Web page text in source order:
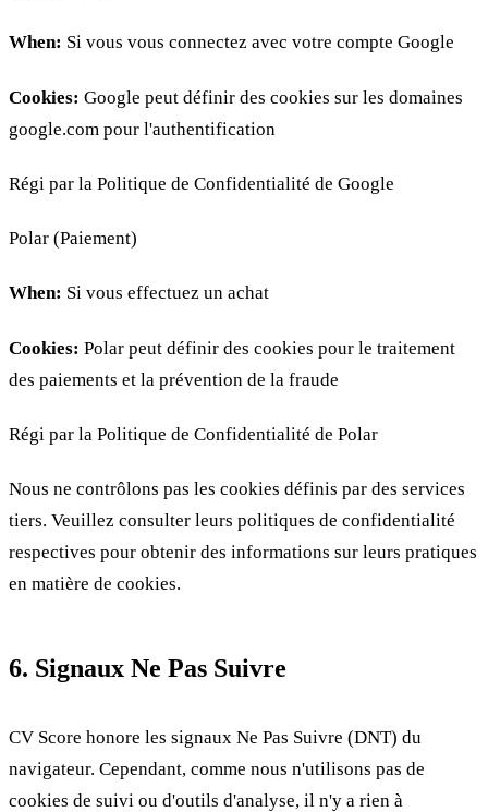
When: Si vous vous connectez avec votre compte Google
Cookies: Google peut définir des cookies sur les domaines
google.com pour l'authentification
Régi par la Politique de Confidentialité de Google
Polar (Paiement)
When: Si vous effectuez un achat
Cookies: Polar peut définir des cookies pour le traitement
des paiements et la prévention de la fraude
Régi par la Politique de Confidentialité de Polar
Nous ne contrôlons pas les cookies définis par des services
tiers. Veuillez consulter leurs politiques de confidentialité
respectives pour obtenir des informations sur leurs pratiques
en matière de cookies.
6. Signaux Ne Pas Suivre
CV Score honore les signaux Ne Pas Suivre (DNT) du
navigateur. Cependant, comme nous n'utilisons pas de
cookies de suivi ou d'outils d'analyse, il n'y a rien à